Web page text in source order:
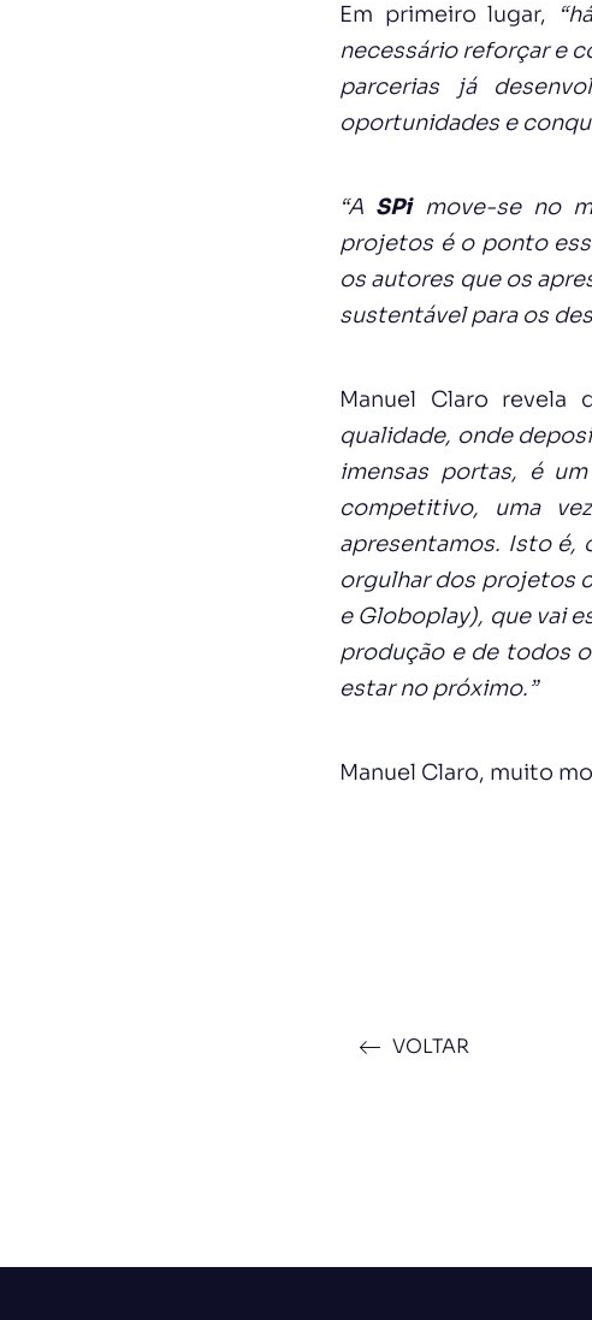
Em primeiro lugar,
necessário reforçar e
parcerias já
oportunidades e
“A SPimove-se no
projetos é o ponto
os autores que os
sustentável para os
Manuel Claro
qualidade, onde
imensas portas, é
competitivo, uma
apresentamos. Isto é,
orgulhar dos projetos
e Globoplay), que vai
produção e de todos
estar no próximo.”
Manuel Claro, muito
VOLTAR